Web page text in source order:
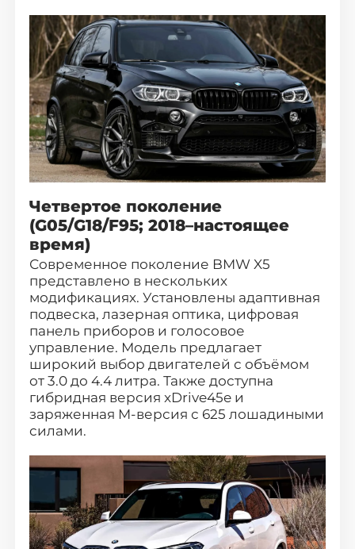
Четвертое поколение
(G05/G18/F95; 2018–настоящее
время)
Современное поколение BMW X5
представлено в нескольких
модификациях. Установлены адаптивная
подвеска, лазерная оптика, цифровая
панель приборов и голосовое
управление. Модель предлагает
широкий выбор двигателей с объёмом
от 3.0 до 4.4 литра. Также доступна
гибридная версия xDrive45e и
заряженная M-версия с 625 лошадиными
силами.